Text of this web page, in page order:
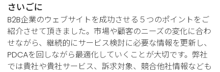
さいごに
B2B企業のウェブサイトを成功させる５つのポイントをご
紹介させて頂きました。市場や顧客のニーズの変化に合わ
せながら、継続的にサービス検討に必要な情報を更新し、
PDCAを回しながら最適化していくことが大切です。弊社
では貴社や貴社サービス、訴求対象、競合他社情報なども